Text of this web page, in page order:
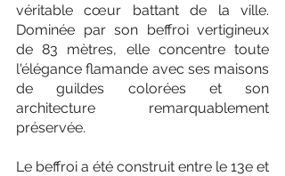
véritable cœur battant de la ville.
Dominée par son beffroi vertigineux
de 83 mètres, elle concentre toute
l'élégance flamande avec ses maisons
de guildes colorées et son
architecture remarquablement
préservée.
Le beffroi a été construit entre le 13e et